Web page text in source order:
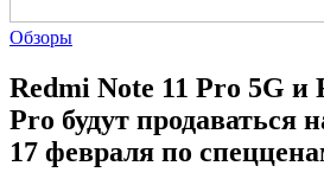
Обзоры
Redmi Note 11 Pro 5G и
Pro будут продаваться
17 февраля по